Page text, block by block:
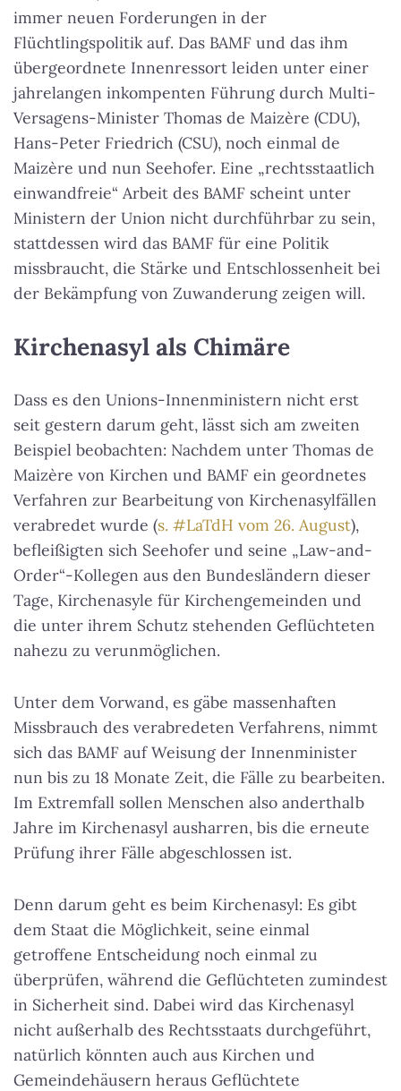
immer neuen Forderungen in der
Flüchtlingspolitik auf. Das BAMF und das ihm
übergeordnete Innenressort leiden unter einer
jahrelangen inkompenten Führung durch Multi-
Versagens-Minister Thomas de Maizère (CDU),
Hans-Peter Friedrich (CSU), noch einmal de
Maizère und nun Seehofer. Eine „rechtsstaatlich
einwandfreie“ Arbeit des BAMF scheint unter
Ministern der Union nicht durchführbar zu sein,
stattdessen wird das BAMF für eine Politik
missbraucht, die Stärke und Entschlossenheit bei
der Bekämpfung von Zuwanderung zeigen will.
Kirchenasyl als Chimäre
Dass es den Unions-Innenministern nicht erst
seit gestern darum geht, lässt sich am zweiten
Beispiel beobachten: Nachdem unter Thomas de
Maizère von Kirchen und BAMF ein geordnetes
Verfahren zur Bearbeitung von Kirchenasylfällen
verabredet wurde (s. #LaTdH vom 26. August),
befleißigten sich Seehofer und seine „Law-and-
Order“-Kollegen aus den Bundesländern dieser
Tage, Kirchenasyle für Kirchengemeinden und
die unter ihrem Schutz stehenden Geflüchteten
nahezu zu verunmöglichen.
Unter dem Vorwand, es gäbe massenhaften
Missbrauch des verabredeten Verfahrens, nimmt
sich das BAMF auf Weisung der Innenminister
nun bis zu 18 Monate Zeit, die Fälle zu bearbeiten.
Im Extremfall sollen Menschen also anderthalb
Jahre im Kirchenasyl ausharren, bis die erneute
Prüfung ihrer Fälle abgeschlossen ist.
Denn darum geht es beim Kirchenasyl: Es gibt
dem Staat die Möglichkeit, seine einmal
getroffene Entscheidung noch einmal zu
überprüfen, während die Geflüchteten zumindest
in Sicherheit sind. Dabei wird das Kirchenasyl
nicht außerhalb des Rechtsstaats durchgeführt,
natürlich könnten auch aus Kirchen und
Gemeindehäusern heraus Geflüchtete